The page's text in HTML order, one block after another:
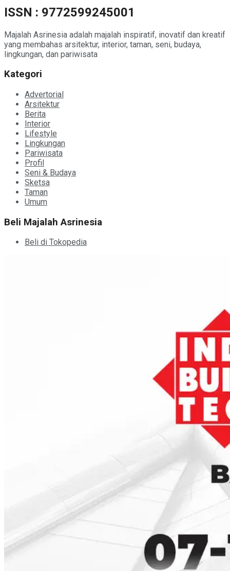
ISSN : 9772599245001
Majalah Asrinesia adalah majalah inspiratif, inovatif dan kreatif
yang membahas arsitektur, interior, taman, seni, budaya,
lingkungan, dan pariwisata
Kategori
Advertorial
Arsitektur
Berita
Interior
Lifestyle
Lingkungan
Pariwisata
Profil
Seni & Budaya
Sketsa
Taman
Umum
Beli Majalah Asrinesia
Beli di Tokopedia